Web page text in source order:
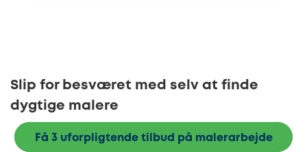
Slip for besværet med selv at finde
dygtige malere
Få 3 uforpligtende tilbud på malerarbejde